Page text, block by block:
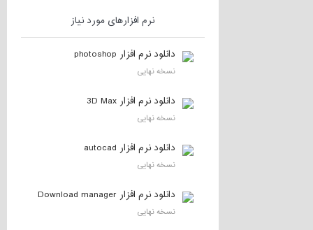
نرم افزارهای مورد نیاز
دانلود نرم افزار photoshop
نسخه نهایی
دانلود نرم افزار 3D Max
نسخه نهایی
دانلود نرم افزار autocad
نسخه نهایی
دانلود نرم افزار Download manager
نسخه نهایی